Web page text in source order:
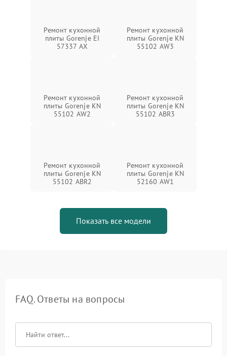
Ремонт кухонной
плиты Gorenje EI
57337 AX
Ремонт кухонной
плиты Gorenje KN
55102 AW3
Ремонт кухонной
плиты Gorenje KN
55102 AW2
Ремонт кухонной
плиты Gorenje KN
55102 ABR3
Ремонт кухонной
плиты Gorenje KN
55102 ABR2
Ремонт кухонной
плиты Gorenje KN
52160 AW1
Показать все модели
FAQ. Ответы на вопросы